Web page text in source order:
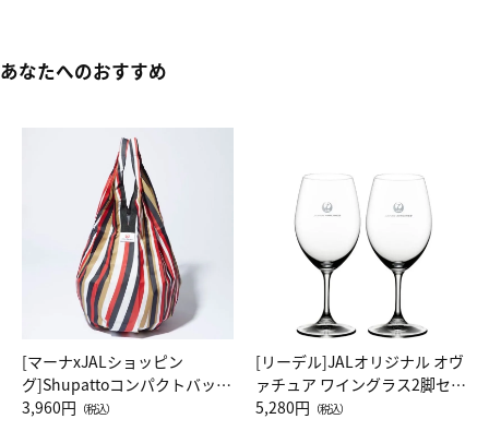
あなたへのおすすめ
[マーナxJALショッピン
グ]Shupattoコンパクトバッグ
Drop JAL客室乗務員（LC）ス
3,960円 （税込）
[リーデル]JALオリジナル オヴ
ァチュア ワイングラス2脚セッ
ト（レッドワイン）
5,280円 （税込）